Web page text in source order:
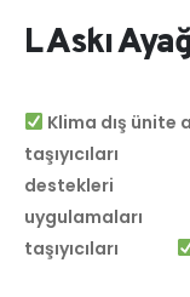
L Askı
Klima dış
taşıyıcıları